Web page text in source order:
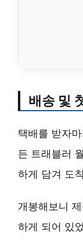
배송 및
택배를 받자
든 트래블러
하게 담겨 도
개봉해보니
하게 되어 있